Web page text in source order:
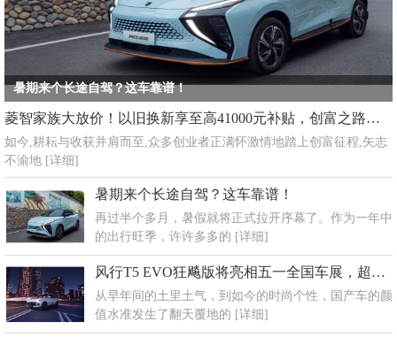
暑期来个长途自驾？这车靠谱！
菱智家族大放价！以旧换新享至高41000元补贴，创富之路更顺畅！
如今,耕耘与收获并肩而至,众多创业者正满怀激情地踏上创富征程,矢志
不渝地 [详细]
暑期来个长途自驾？这车靠谱！
再过半个多月，暑假就将正式拉开序幕了。作为一年中
的出行旺季，许许多多的 [详细]
风行T5 EVO狂飚版将亮相五一全国车展，超跑颜值邀你来鉴
从早年间的土里土气，到如今的时尚个性，国产车的颜
值水准发生了翻天覆地的 [详细]